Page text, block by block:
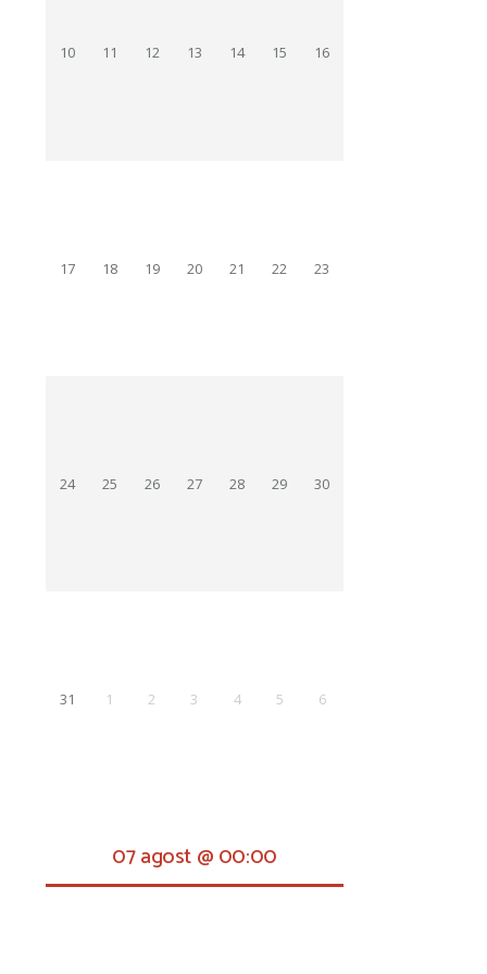
10 11 12 13 14 15 16
17 18 19 20 21 22 23
24 25 26 27 28 29 30
31 1 2 3 4 5 6
07 agost @ 00:00